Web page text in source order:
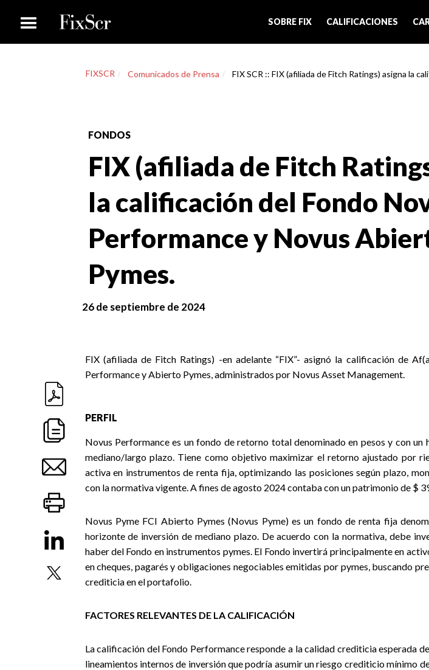
SOBRE FIX CALIFICACIONES
FIXSCR Comunicados de Prensa FIX SCR :: FIX (afiliada de Fitch Ratings) asigna la
FONDOS
FIX (afiliada de Fitch
la calificación del Fondo
Performance y Novus
Pymes.
26 de septiembre de 2024
FIX (afiliada de Fitch Ratings) -en adelante “FIX”- asignó la calificación de
Performance y Abierto Pymes, administrados por Novus Asset Management.
PERFIL
Novus Performance es un fondo de retorno total denominado en pesos y con un
mediano/largo plazo. Tiene como objetivo maximizar el retorno ajustado por
activa en instrumentos de renta fija, optimizando las posiciones según plazo,
con la normativa vigente. A fines de agosto 2024 contaba con un patrimonio de $
Novus Pyme FCI Abierto Pymes (Novus Pyme) es un fondo de renta fija
horizonte de inversión de mediano plazo. De acuerdo con la normativa, debe
haber del Fondo en instrumentos pymes. El Fondo invertirá principalmente en
en cheques, pagarés y obligaciones negociables emitidas por pymes, buscando
crediticia en el portafolio.
FACTORES RELEVANTES DE LA CALIFICACIÓN
La calificación del Fondo Performance responde a la calidad crediticia esperada
lineamientos internos de inversión que podría asumir un riesgo crediticio mínimo